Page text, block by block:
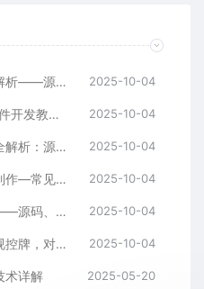
跑得快透视辅助软件开发全解析——源码、跨平台架构与控牌算法 2025-10-04
2025最新版手机麻将透视软件开发教程：跨平台实现与安全防封方案 2025-10-04
手机麻将透视辅助软件开发全解析：源码、控牌策略与胜率调节 2025-10-04
手机麻将透视辅助软件开发制作—常见问答解读 2025-10-04
棋牌游戏辅助开发终极方案——源码、架构与算法全解析 2025-10-04
棋牌游戏辅助开发制作—透视控牌，对局胜率调节源码解析与逻辑全流程 2025-10-04
术详解 2025-05-20